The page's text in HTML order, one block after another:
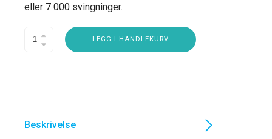
eller 7 000 svingninger.
LEGG I HANDLEKURV
Beskrivelse